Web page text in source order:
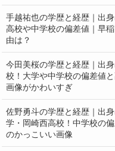
手越祐也の学歴と経歴｜出身
高校や中学校の偏差値｜早
由は？
今田美桜の学歴と経歴｜出
校！大学や中学校の偏差値
画像がかわいすぎ
佐野勇斗の学歴と経歴｜出
学・岡崎西高校！中学校の
のかっこいい画像